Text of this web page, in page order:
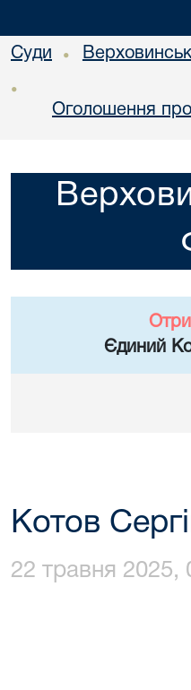
Суди •
•
Оголошення про
Єдиний
Котов
22 травня 2025,